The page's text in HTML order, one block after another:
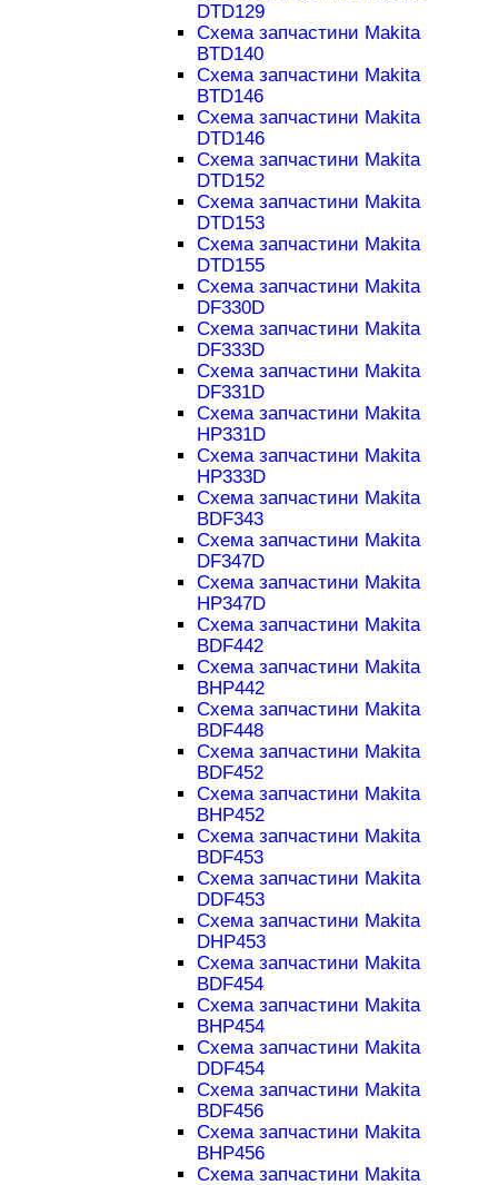
DTD129
Схема запчастини Makita
BTD140
Схема запчастини Makita
BTD146
Схема запчастини Makita
DTD146
Схема запчастини Makita
DTD152
Схема запчастини Makita
DTD153
Схема запчастини Makita
DTD155
Схема запчастини Makita
DF330D
Схема запчастини Makita
DF333D
Схема запчастини Makita
DF331D
Схема запчастини Makita
HP331D
Схема запчастини Makita
HP333D
Схема запчастини Makita
BDF343
Схема запчастини Makita
DF347D
Схема запчастини Makita
HP347D
Схема запчастини Makita
BDF442
Схема запчастини Makita
BHP442
Схема запчастини Makita
BDF448
Схема запчастини Makita
BDF452
Схема запчастини Makita
BHP452
Схема запчастини Makita
BDF453
Схема запчастини Makita
DDF453
Схема запчастини Makita
DHP453
Схема запчастини Makita
BDF454
Схема запчастини Makita
BHP454
Схема запчастини Makita
DDF454
Схема запчастини Makita
BDF456
Схема запчастини Makita
BHP456
Схема запчастини Makita